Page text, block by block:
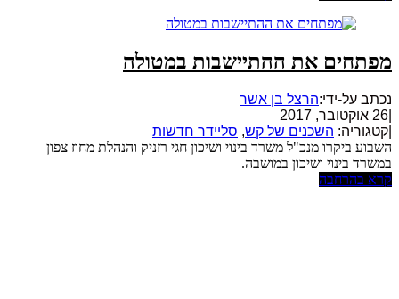
מפתחים את ההתיישבות במטולה
נכתב על-ידי:הרצל בן אשר
26 אוקטובר, 2017
קטגוריה: השכנים של קש, סליידר חדשות
השבוע ביקרו מנכ"ל משרד בינוי ושיכון חגי רזניק והנהלת מחוז צפון
במשרד בינוי ושיכון במושבה.
קרא בהרחבה